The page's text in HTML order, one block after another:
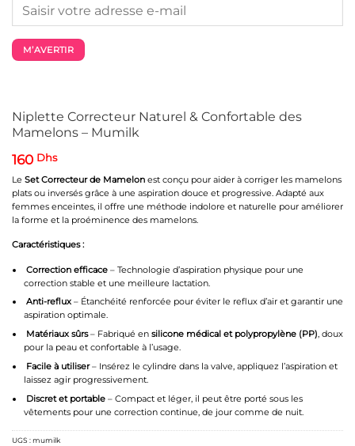
Niplette Correcteur Naturel & Confortable des
Mamelons – Mumilk
160 Dhs
Le Set Correcteur de Mamelon est conçu pour aider à corriger les mamelons
plats ou inversés grâce à une aspiration douce et progressive. Adapté aux
femmes enceintes, il offre une méthode indolore et naturelle pour améliorer
la forme et la proéminence des mamelons.
Caractéristiques :
Correction efficace– Technologie d’aspiration physique pour une
correction stable et une meilleure lactation.
Anti-reflux– Étanchéité renforcée pour éviter le reflux d’air et garantir une
aspiration optimale.
Matériaux sûrs– Fabriqué en silicone médical et polypropylène (PP), doux
pour la peau et confortable à l’usage.
Facile à utiliser– Insérez le cylindre dans la valve, appliquez l’aspiration et
laissez agir progressivement.
Discret et portable– Compact et léger, il peut être porté sous les
vêtements pour une correction continue, de jour comme de nuit.
M’AVERTIR
UGS :mumilk